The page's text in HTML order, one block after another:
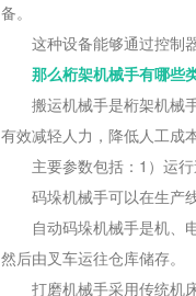
备。
这种设备能够通过控制器
那么桁架机械手有哪些
搬运机械手是桁架机械手
有效减轻人力，降低人工成
主要参数包括：1）运行
码垛机械手可以在生产线
自动码垛机械手是机、电
然后由叉车运往仓库储存。
打磨机械手采用传统机床